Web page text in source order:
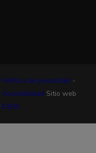
Política de privacidad -
Accesibilidad Sitio web
ESPA